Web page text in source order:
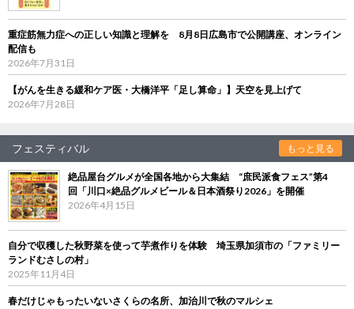
重症筋無力症への正しい知識と理解を 8月8日広島市で公開講座、オンライン
配信も
2026年7月31日
【がんを生きる緩和ケア医・大橋洋平「足し算命」】天空を見上げて
2026年7月28日
フェスティバル もっと見る
絶品屋台グルメが全国各地から大集結 “庶民派食フェス”第4
回「川口×絶品グルメビール＆日本酒祭り2026」を開催
2026年4月15日
自分で収穫した秋野菜を使って芋煮作りを体験 埼玉県加須市の「ファミリー
ランドむさしの村」
2025年11月4日
春だけじゃもったいないさくらの名所、加治川で秋のマルシェ